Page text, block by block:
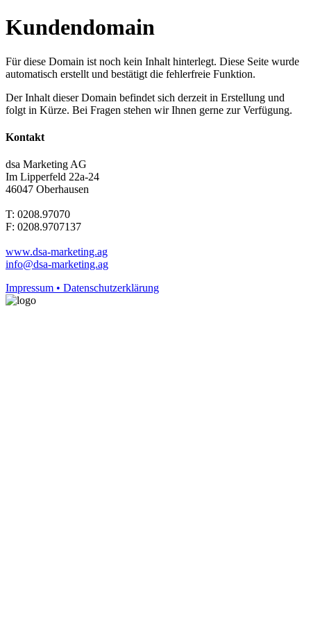
Kundendomain
Für diese Domain ist noch kein Inhalt hinterlegt. Diese Seite wurde
automatisch erstellt und bestätigt die fehlerfreie Funktion.
Der Inhalt dieser Domain befindet sich derzeit in Erstellung und
folgt in Kürze. Bei Fragen stehen wir Ihnen gerne zur Verfügung.
Kontakt
dsa Marketing AG
Im Lipperfeld 22a-24
46047 Oberhausen
T: 0208.97070
F: 0208.9707137
www.dsa-marketing.ag
info@dsa-marketing.ag
Impressum • Datenschutzerklärung